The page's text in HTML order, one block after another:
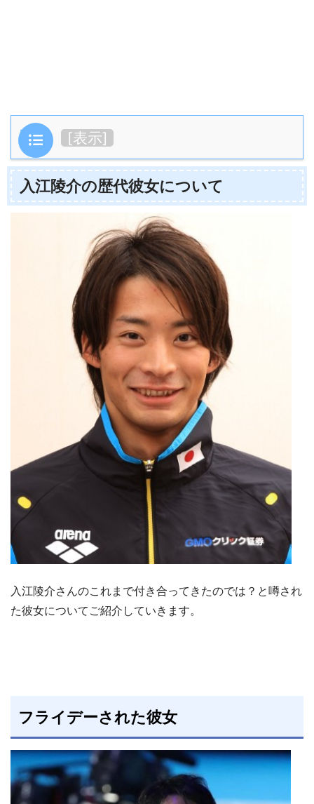
目次 [表示]
入江陵介の歴代彼女について
入江陵介さんのこれまで付き合ってきたのでは？と噂され
た彼女についてご紹介していきます。
フライデーされた彼女